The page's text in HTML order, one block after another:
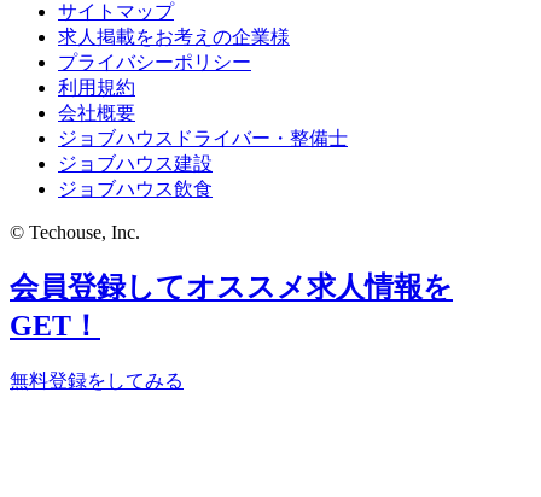
サイトマップ
求人掲載をお考えの企業様
プライバシーポリシー
利用規約
会社概要
ジョブハウスドライバー・整備士
ジョブハウス建設
ジョブハウス飲食
© Techouse, Inc.
会員登録してオススメ求人情報を
GET！
無料登録をしてみる